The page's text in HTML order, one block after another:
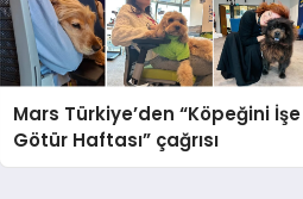
Mars Türkiye’den “Köpeğini İşe
Götür Haftası” çağrısı